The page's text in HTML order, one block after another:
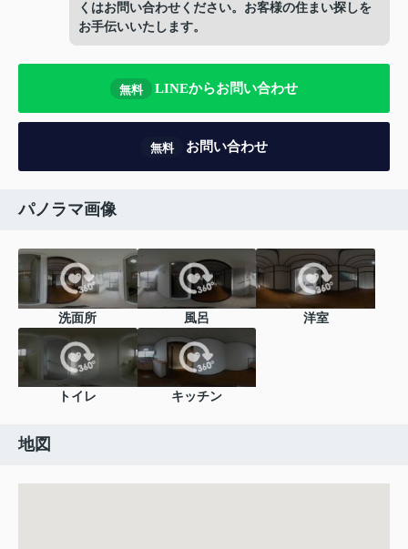
くはお問い合わせください。お客様の住まい探しを
お手伝いいたします。
無料 LINEからお問い合わせ
無料 お問い合わせ
パノラマ画像
洗面所 風呂 洋室
トイレ キッチン
地図